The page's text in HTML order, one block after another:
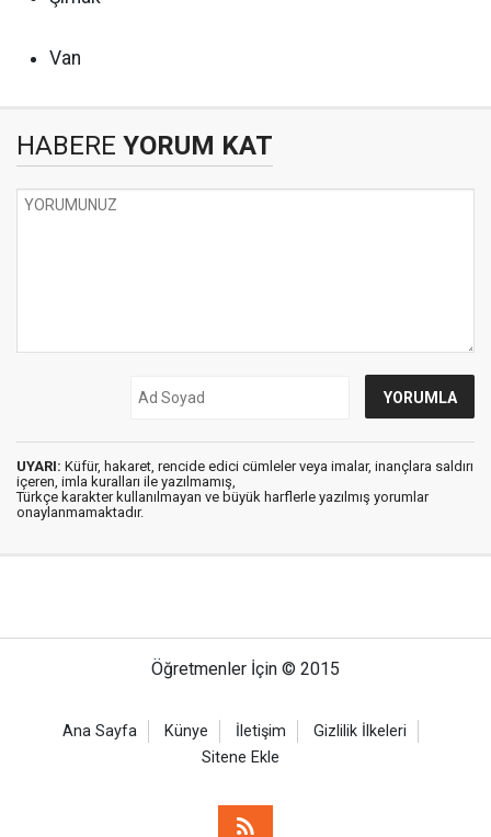
Van
HABERE YORUM KAT
UYARI: Küfür, hakaret, rencide edici cümleler veya imalar, inançlara saldırı
içeren, imla kuralları ile yazılmamış,
Türkçe karakter kullanılmayan ve büyük harflerle yazılmış yorumlar
onaylanmamaktadır.
Öğretmenler İçin © 2015
Ana Sayfa Künye İletişim
Gizlilik İlkeleri
Sitene Ekle